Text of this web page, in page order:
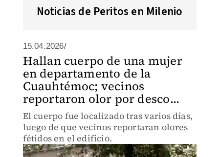
Noticias de Peritos en Milenio
15.04.2026/
Hallan cuerpo de una mujer
en departamento de la
Cuauhtémoc; vecinos
reportaron olor por desco...
El cuerpo fue localizado tras varios días,
luego de que vecinos reportaran olores
fétidos en el edificio.